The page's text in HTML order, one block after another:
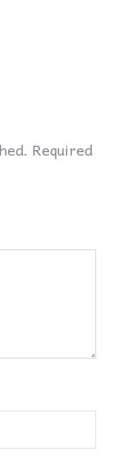
Required